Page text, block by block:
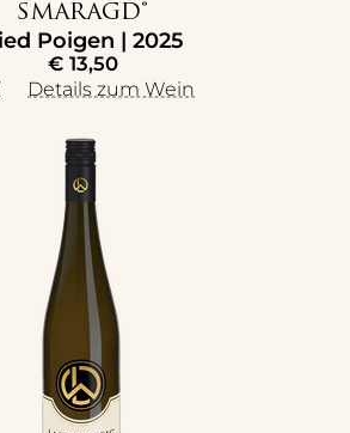
SMARAGD®
Poigen | 2025
€13,50
Details zum Wein